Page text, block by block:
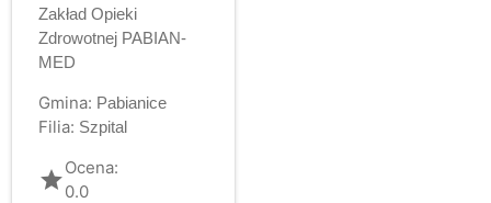
Zakład Opieki
Zdrowotnej PABIAN-
MED
Gmina: Pabianice
Filia: Szpital
gradeOcena:
0.0